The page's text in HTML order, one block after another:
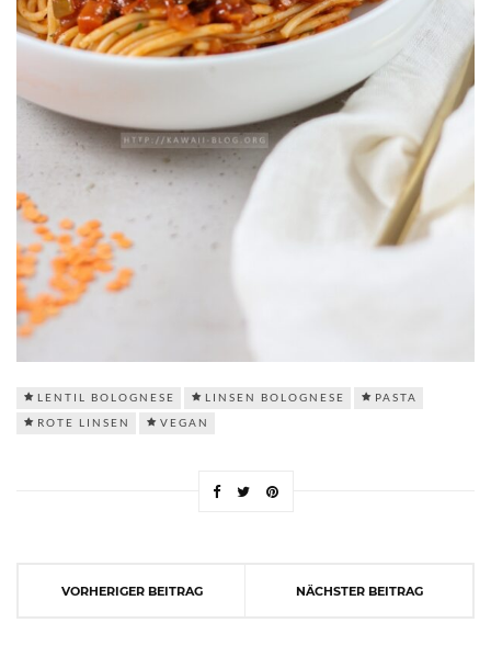
LENTIL BOLOGNESE LINSEN BOLOGNESE PASTA
ROTE LINSEN VEGAN
VORHERIGER BEITRAG NÄCHSTER BEITRAG